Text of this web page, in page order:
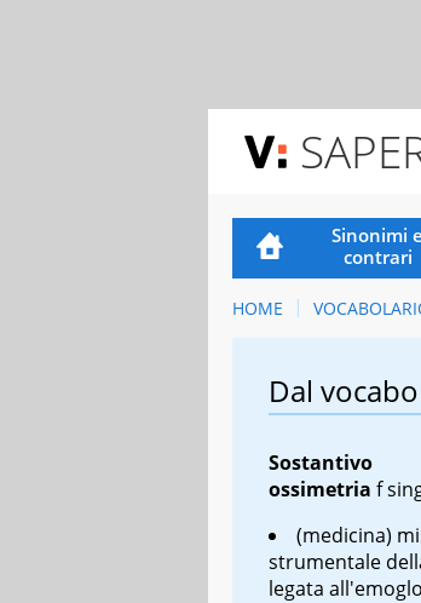
Sinonimi e
contrari
HOME
Dal
Sostantivo
ossimetria f
(medicina)
strumentale
legata